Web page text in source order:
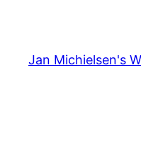
Jan Michielsen's